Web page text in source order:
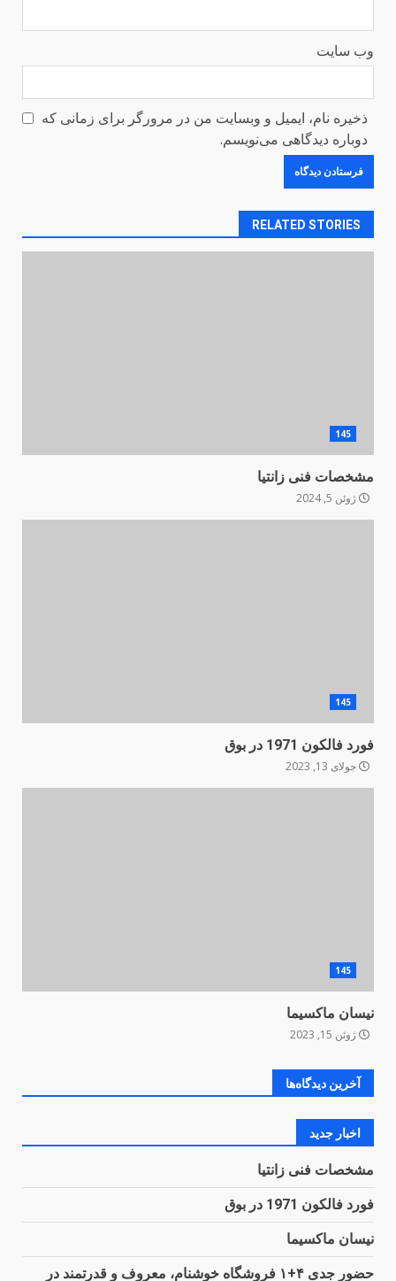
وب‌ سایت
ذخیره نام، ایمیل و وبسایت من در مرورگر برای زمانی که
دوباره دیدگاهی می‌نویسم.
RELATED STORIES
145
مشخصات فنی زانتیا
ژوئن 5, 2024
145
فورد فالکون 1971 در بوق
جولای 13, 2023
145
نیسان ماکسیما
ژوئن 15, 2023
آخرین دیدگاه‌ها
اخبار جدید
مشخصات فنی زانتیا
فورد فالکون 1971 در بوق
نیسان ماکسیما
حضور جدی ۴+۱ فروشگاه خوشنام، معروف و قدرتمند در